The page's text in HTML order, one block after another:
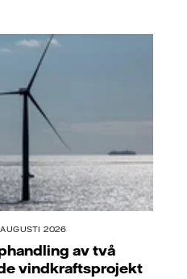
2026
av två
vindkraftsprojekt